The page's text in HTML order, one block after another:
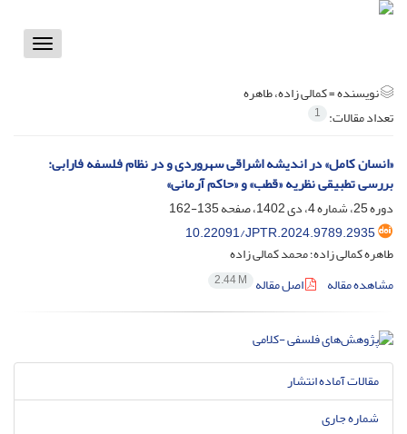
Toggle
نویسنده =کمالی زاده، طاهره
تعداد مقالات: 1
«انسان کامل» در اندیشه اشراقی سهروردی و در نظام فلسفه فارابی:
بررسی تطبیقی نظریه «قطب» و «حاکم آرمانی»
دوره 25، شماره 4، دی 1402، صفحه
135-162
10.22091/JPTR.2024.9789.2935
طاهره کمالی زاده؛ محمد کمالی زاده
مشاهده مقاله
اصل مقاله 2.44 M
مقالات آماده انتشار
شماره جاری